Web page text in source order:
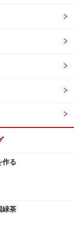
した。最後の手
したところ、龍
社が生産してい
葉茶種で作られ
を用いて生産さ
杯機製名茶獎や
生産博覽會交易
工業技術に支え
のためか、とて
を駆使して作ら
作る
緑茶